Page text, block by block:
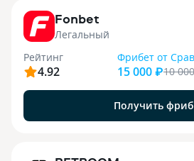
Fonbet
Легальный
Рейтинг
4.92
Фрибет от
15 000 ₽10 000
Получить